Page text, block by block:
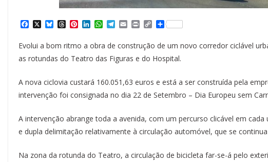
a
c
e
b
o
k
X B
e
s
k
T
h
r
e
a
d
P
t
e
r
s
L
n
k
e
d
n
W
h
t
s
A
p
T
e
e
g
r
m
E
m
i
l
P
n
t
C
o
y
L
i
k
S
h
r
e
Evolui a bom ritmo a obra de construção de um novo corredor ciclável
as rotundas do Teatro das Figuras e do Hospital.
A nova ciclovia custará 160.051,63 euros e está a ser construída pela
intervenção foi consignada no dia 22 de Setembro – Dia Europeu sem
A intervenção abrange toda a avenida, com um percurso clicável em
e dupla delimitação relativamente à circulação automóvel, que se
Na zona da rotunda do Teatro, a circulação de bicicleta far-se-á pelo